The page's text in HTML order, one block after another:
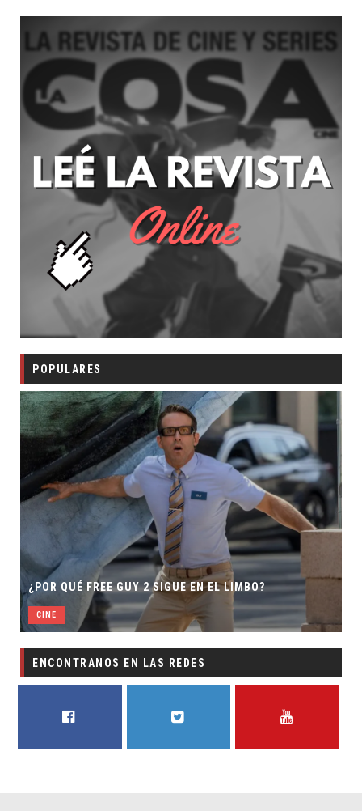
POPULARES
¿POR QUÉ FREE GUY 2 SIGUE EN EL LIMBO?
CINE
ENCONTRANOS EN LAS REDES